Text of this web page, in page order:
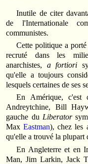
Inutile de citer
de l'Internationale
communistes.
Cette politique a
recruté dans les
anarchistes, a fortiori
qu'elle a toujours
lesquels certaines de ses
En Amérique, c'est
Andreytchine, Bill
gauche du Liberator
MaxEastman), chez les
qu'elle a trouvé la plupart
En Angleterre et en
Man, Jim Larkin, Jack